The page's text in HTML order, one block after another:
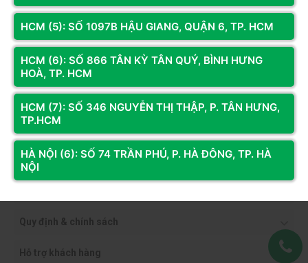
Quy định & chính sách
Hỗ trợ khách hàng
HCM (5): SỐ 1097B HẬU GIANG, QUẬN 6, TP. HCM
HCM (6): SỐ 866 TÂN KỲ TÂN QUÝ, BÌNH HƯNG
HOÀ, TP. HCM
HCM (7): SỐ 346 NGUYỄN THỊ THẬP, P. TÂN HƯNG,
TP.HCM
HÀ NỘI (6): SỐ 74 TRẦN PHÚ, P. HÀ ĐÔNG, TP. HÀ
NỘI